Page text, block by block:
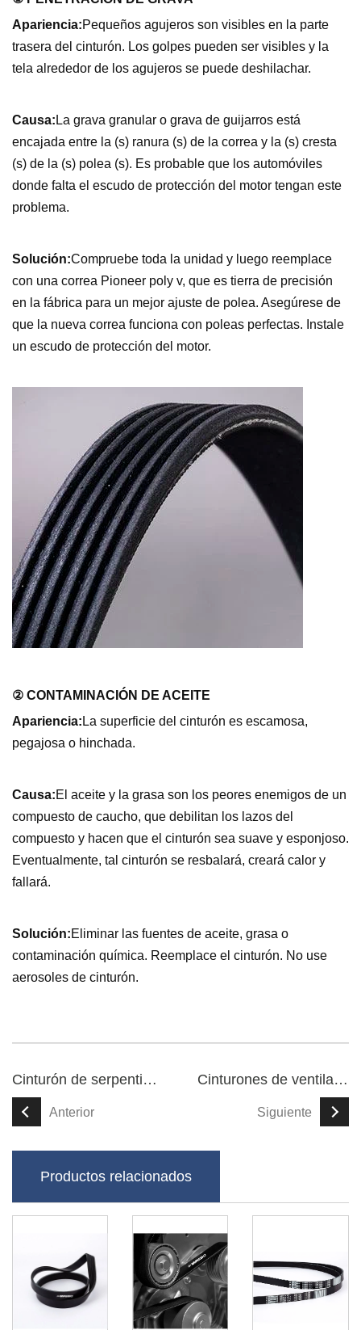
Apariencia:Pequeños agujeros son visibles en la parte
trasera del cinturón. Los golpes pueden ser visibles y la
tela alrededor de los agujeros se puede deshilachar.
Causa: La grava granular o grava de guijarros está
encajada entre la (s) ranura (s) de la correa y la (s) cresta
(s) de la (s) polea (s). Es probable que los automóviles
donde falta el escudo de protección del motor tengan este
problema.
Solución:Compruebe toda la unidad y luego reemplace
con una correa Pioneer poly v, que es tierra de precisión
en la fábrica para un mejor ajuste de polea. Asegúrese de
que la nueva correa funciona con poleas perfectas. Instale
un escudo de protección del motor.
② CONTAMINACIÓN DE ACEITE
Apariencia: La superficie del cinturón es escamosa,
pegajosa o hinchada.
Causa:El aceite y la grasa son los peores enemigos de un
compuesto de caucho, que debilitan los lazos del
compuesto y hacen que el cinturón sea suave y esponjoso.
Eventualmente, tal cinturón se resbalará, creará calor y
fallará.
Solución:Eliminar las fuentes de aceite, grasa o
contaminación química. Reemplace el cinturón. No use
aerosoles de cinturón.
Cinturón de serpentina Poly V
Anterior
Cinturones de ventilador en venta
Siguiente
Productos relacionados